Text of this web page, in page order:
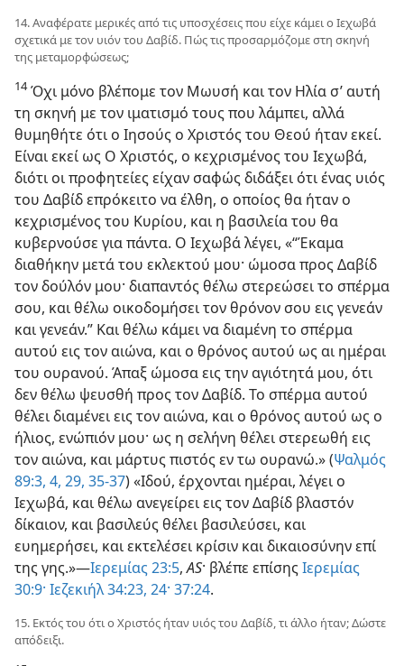
14. Αναφέρατε μερικές από τις υποσχέσεις που είχε κάμει ο Ιεχωβά
σχετικά με τον υιόν του Δαβίδ. Πώς τις προσαρμόζομε στη σκηνή
της μεταμορφώσεως;
14Όχι μόνο βλέπομε τον Μωυσή και τον Ηλία σ’ αυτή
τη σκηνή με τον ιματισμό τους που λάμπει, αλλά
θυμηθήτε ότι ο Ιησούς ο Χριστός του Θεού ήταν εκεί.
Είναι εκεί ως Ο Χριστός, ο κεχρισμένος του Ιεχωβά,
διότι οι προφητείες είχαν σαφώς διδάξει ότι ένας υιός
του Δαβίδ επρόκειτο να έλθη, ο οποίος θα ήταν ο
κεχρισμένος του Κυρίου, και η βασιλεία του θα
κυβερνούσε για πάντα. Ο Ιεχωβά λέγει, «“Έκαμα
διαθήκην μετά του εκλεκτού μου· ώμοσα προς Δαβίδ
τον δούλόν μου· διαπαντός θέλω στερεώσει το σπέρμα
σου, και θέλω οικοδομήσει τον θρόνον σου εις γενεάν
και γενεάν.” Και θέλω κάμει να διαμένη το σπέρμα
αυτού εις τον αιώνα, και ο θρόνος αυτού ως αι ημέραι
του ουρανού. Άπαξ ώμοσα εις την αγιότητά μου, ότι
δεν θέλω ψευσθή προς τον Δαβίδ. Το σπέρμα αυτού
θέλει διαμένει εις τον αιώνα, και ο θρόνος αυτού ως ο
ήλιος, ενώπιόν μου· ως η σελήνη θέλει στερεωθή εις
τον αιώνα, και μάρτυς πιστός εν τω ουρανώ.» (Ψαλμός
89:3, 4, 29, 35-37) «Ιδού, έρχονται ημέραι, λέγει ο
Ιεχωβά, και θέλω ανεγείρει εις τον Δαβίδ βλαστόν
δίκαιον, και βασιλεύς θέλει βασιλεύσει, και
ευημερήσει, και εκτελέσει κρίσιν και δικαιοσύνην επί
της γης.»—Ιερεμίας 23:5,AS· βλέπε επίσης Ιερεμίας
30:9· Ιεζεκιήλ 34:23, 24· 37:24.
15. Εκτός του ότι ο Χριστός ήταν υιός του Δαβίδ, τι άλλο ήταν; Δώστε
απόδειξι.